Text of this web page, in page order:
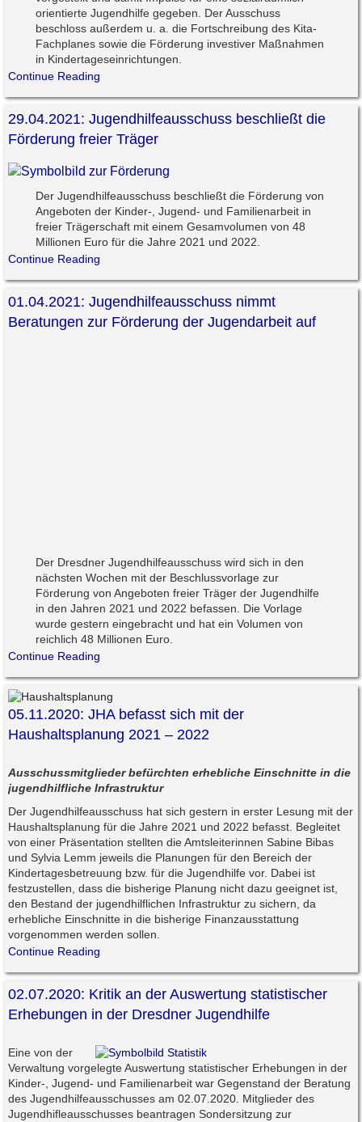
orientierte Jugendhilfe gegeben. Der Ausschuss
beschloss außerdem u. a. die Fortschreibung des Kita-
Fachplanes sowie die Förderung investiver Maßnahmen
in Kindertageseinrichtungen.
Continue Reading
29.04.2021: Jugendhilfeausschuss beschließt die
Förderung freier Träger
Der Jugendhilfeausschuss beschließt die Förderung von
Angeboten der Kinder-, Jugend- und Familienarbeit in
freier Trägerschaft mit einem Gesamvolumen von 48
Millionen Euro für die Jahre 2021 und 2022.
Continue Reading
01.04.2021: Jugendhilfeausschuss nimmt
Beratungen zur Förderung der Jugendarbeit auf
Der Dresdner Jugendhilfeausschuss wird sich in den
nächsten Wochen mit der Beschlussvorlage zur
Förderung von Angeboten freier Träger der Jugendhilfe
in den Jahren 2021 und 2022 befassen. Die Vorlage
wurde gestern eingebracht und hat ein Volumen von
reichlich 48 Millionen Euro.
Continue Reading
05.11.2020: JHA befasst sich mit der
Haushaltsplanung 2021 – 2022
Ausschussmitglieder befürchten erhebliche Einschnitte in die
jugendhilfliche Infrastruktur
Der Jugendhilfeausschuss hat sich gestern in erster Lesung mit der
Haushaltsplanung für die Jahre 2021 und 2022 befasst. Begleitet
von einer Präsentation stellten die Amtsleiterinnen Sabine Bibas
und Sylvia Lemm jeweils die Planungen für den Bereich der
Kindertagesbetreuung bzw. für die Jugendhilfe vor. Dabei ist
festzustellen, dass die bisherige Planung nicht dazu geeignet ist,
den Bestand der jugendhilflichen Infrastruktur zu sichern, da
erhebliche Einschnitte in die bisherige Finanzausstattung
vorgenommen werden sollen.
Continue Reading
02.07.2020: Kritik an der Auswertung statistischer
Erhebungen in der Dresdner Jugendhilfe
Eine von der
Verwaltung vorgelegte Auswertung statistischer Erhebungen in der
Kinder-, Jugend- und Familienarbeit war Gegenstand der Beratung
des Jugendhilfeausschusses am 02.07.2020. Mitglieder des
Jugendhifleausschusses beantragen Sondersitzung zur